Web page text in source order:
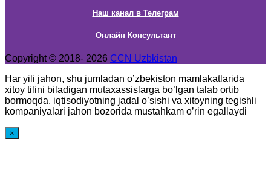
Наш канал в Телеграм
Онлайн Консультант
Copyright © 2018- 2026 CCN Uzbkistan
Har yili jahon, shu jumladan o’zbekiston mamlakatlarida
xitoy tilini biladigan mutaxassislarga bo’lgan talab ortib
bormoqda. iqtisodiyotning jadal o’sishi va xitoyning tegishli
kompaniyalari jahon bozorida mustahkam o’rin egallaydi
×